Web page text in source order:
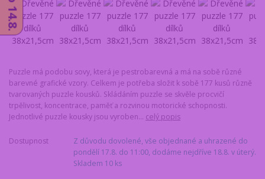
Puzzle má podobu sovy, která je pestrobarevná a má na sobě různé
barevné grafické vzory. Celkem je potřeba složit k sobě 177 kusů různě
tvarovaných puzzle kousků. Skládáním puzzle se skvěle procvičí
trpělivost, koncentrace, paměť a rozvinou motorické schopnosti.
Jednotlivé puzzle kousky jsou vyroben... celý popis
Dostupnost
Z důvodu dovolené, vše objednané a uhrazené do
pondělí 17.8. do 11:00, dodáme nejdříve 18.8. v úterý.
Skladem 10 ks